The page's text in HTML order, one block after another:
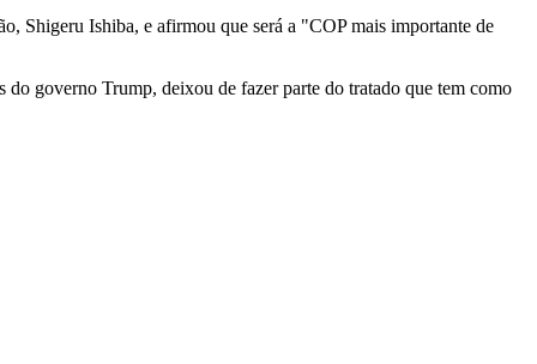
Shigeru Ishiba, e afirmou que será a "COP mais importante de
governo Trump, deixou de fazer parte do tratado que tem como